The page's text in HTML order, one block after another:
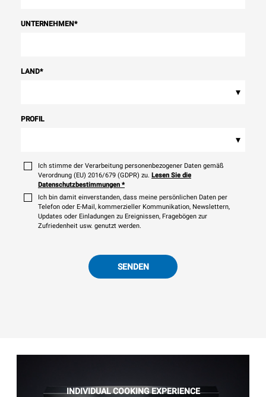
UNTERNEHMEN*
LAND*
▾
PROFIL
▾
Ich stimme der Verarbeitung personenbezogener Daten gemäß
Verordnung (EU) 2016/679 (GDPR) zu. Lesen Sie die
Datenschutzbestimmungen *
Ich bin damit einverstanden, dass meine persönlichen Daten per
Telefon oder E-Mail, kommerzieller Kommunikation, Newslettern,
Updates oder Einladungen zu Ereignissen, Fragebögen zur
Zufriedenheit usw. genutzt werden.
SENDEN
INDIVIDUAL COOKING EXPERIENCE